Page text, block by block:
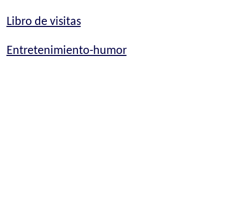
Libro de visitas
Entretenimiento-humor